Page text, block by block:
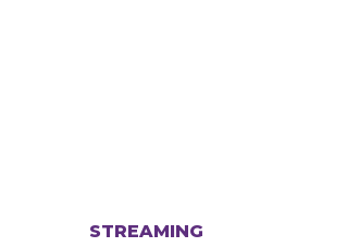
STREAMING